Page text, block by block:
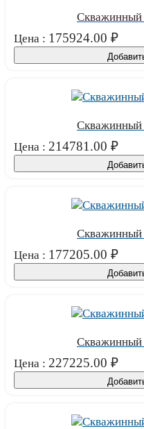
Скважинный
Цена : 175924.00 ₽
Скважинный
Цена : 214781.00 ₽
Скважинный
Цена : 177205.00 ₽
Скважинный
Цена : 227225.00 ₽